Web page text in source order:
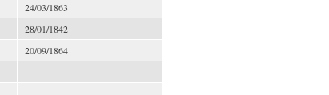
24/03/1863
28/01/1842
20/09/1864